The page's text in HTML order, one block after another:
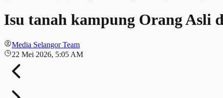
Isu tanah kampung Orang Asli
Media Selangor Team
22 Mei 2026, 5:05 AM